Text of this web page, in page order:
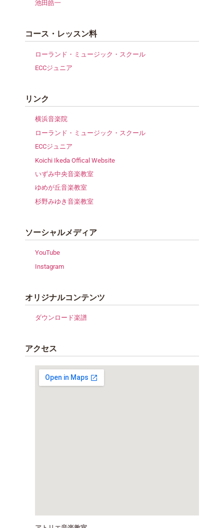
池田皓一
コース・レッスン料
ローランド・ミュージック・スクール
ECCジュニア
リンク
横浜音楽院
ローランド・ミュージック・スクール
ECCジュニア
Koichi Ikeda Offical Website
いずみ中央音楽教室
ゆめが丘音楽教室
杉野みゆき音楽教室
ソーシャルメディア
YouTube
Instagram
オリジナルコンテンツ
ダウンロード楽譜
アクセス